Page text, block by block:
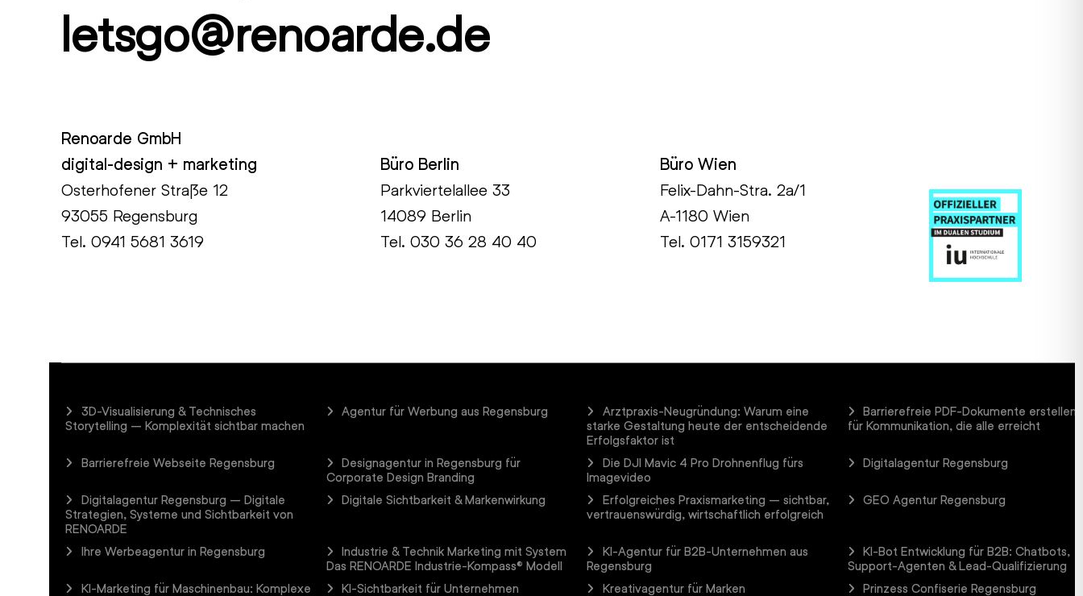
letsgo@renoarde.de
Renoarde GmbH
digital-design + marketing
Osterhofener Straße 12
93055 Regensburg
Tel.0941 5681 3619
Büro Berlin
Parkviertelallee 33
14089 Berlin
Tel.030 36 28 40 40
Büro Wien
Felix-Dahn-Stra. 2a/1
A-1180 Wien
Tel. 0171 3159321
3D-Visualisierung & Technisches
Storytelling – Komplexität sichtbar machen
Agentur für Werbung aus Regensburg
Arztpraxis-Neugründung: Warum eine
starke Gestaltung heute der entscheidende
Erfolgsfaktor ist
Barrierefreie PDF-Dokumente erstellen
für Kommunikation, die alle erreicht
Barrierefreie Webseite Regensburg
Designagentur in Regensburg für
Corporate Design Branding
Die DJI Mavic 4 Pro Drohnenflug fürs
Imagevideo
Digitalagentur Regensburg
Digitalagentur Regensburg – Digitale
Strategien, Systeme und Sichtbarkeit von
RENOARDE
Digitale Sichtbarkeit & Markenwirkung
Erfolgreiches Praxismarketing – sichtbar,
vertrauenswürdig, wirtschaftlich erfolgreich
GEO Agentur Regensburg
Ihre Werbeagentur in Regensburg
Industrie & Technik Marketing mit System
Das RENOARDE Industrie-Kompass® Modell
KI-Agentur für B2B-Unternehmen aus
Regensburg
KI-Bot Entwicklung für B2B: Chatbots,
Support-Agenten & Lead-Qualifizierung
KI-Marketing für Maschinenbau: Komplexe
KI-Sichtbarkeit für Unternehmen Kreativagentur für Marken Prinzess Confiserie Regensburg